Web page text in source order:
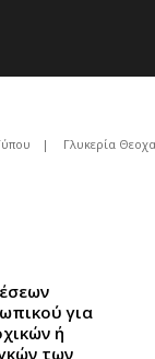
| Γλυκερία
για
ή
των